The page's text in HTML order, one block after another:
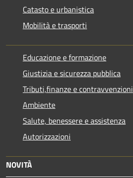
Catasto e urbanistica
Mobilità e trasporti
Educazione e formazione
Giustizia e sicurezza pubblica
Tributi,finanze e contravvenzioni
Ambiente
Salute, benessere e assistenza
Autorizzazioni
NOVITÀ